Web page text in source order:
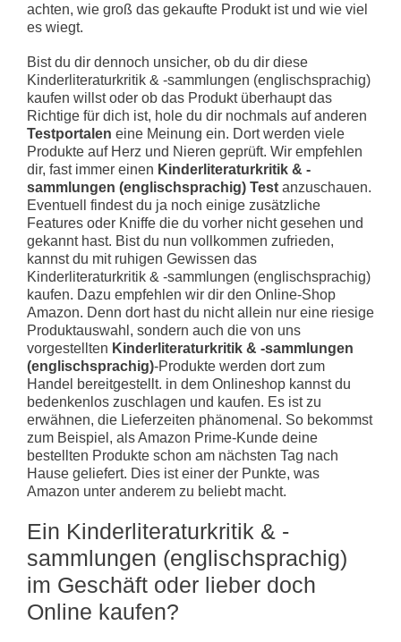
achten, wie groß das gekaufte Produkt ist und wie viel
es wiegt.
Bist du dir dennoch unsicher, ob du dir diese
Kinderliteraturkritik & -sammlungen (englischsprachig)
kaufen willst oder ob das Produkt überhaupt das
Richtige für dich ist, hole du dir nochmals auf anderen
Testportalen eine Meinung ein. Dort werden viele
Produkte auf Herz und Nieren geprüft. Wir empfehlen
dir, fast immer einen Kinderliteraturkritik & -
sammlungen (englischsprachig) Test anzuschauen.
Eventuell findest du ja noch einige zusätzliche
Features oder Kniffe die du vorher nicht gesehen und
gekannt hast. Bist du nun vollkommen zufrieden,
kannst du mit ruhigen Gewissen das
Kinderliteraturkritik & -sammlungen (englischsprachig)
kaufen. Dazu empfehlen wir dir den Online-Shop
Amazon. Denn dort hast du nicht allein nur eine riesige
Produktauswahl, sondern auch die von uns
vorgestellten Kinderliteraturkritik & -sammlungen
(englischsprachig)-Produkte werden dort zum
Handel bereitgestellt. in dem Onlineshop kannst du
bedenkenlos zuschlagen und kaufen. Es ist zu
erwähnen, die Lieferzeiten phänomenal. So bekommst
zum Beispiel, als Amazon Prime-Kunde deine
bestellten Produkte schon am nächsten Tag nach
Hause geliefert. Dies ist einer der Punkte, was
Amazon unter anderem zu beliebt macht.
Ein Kinderliteraturkritik & -
sammlungen (englischsprachig)
im Geschäft oder lieber doch
Online kaufen?